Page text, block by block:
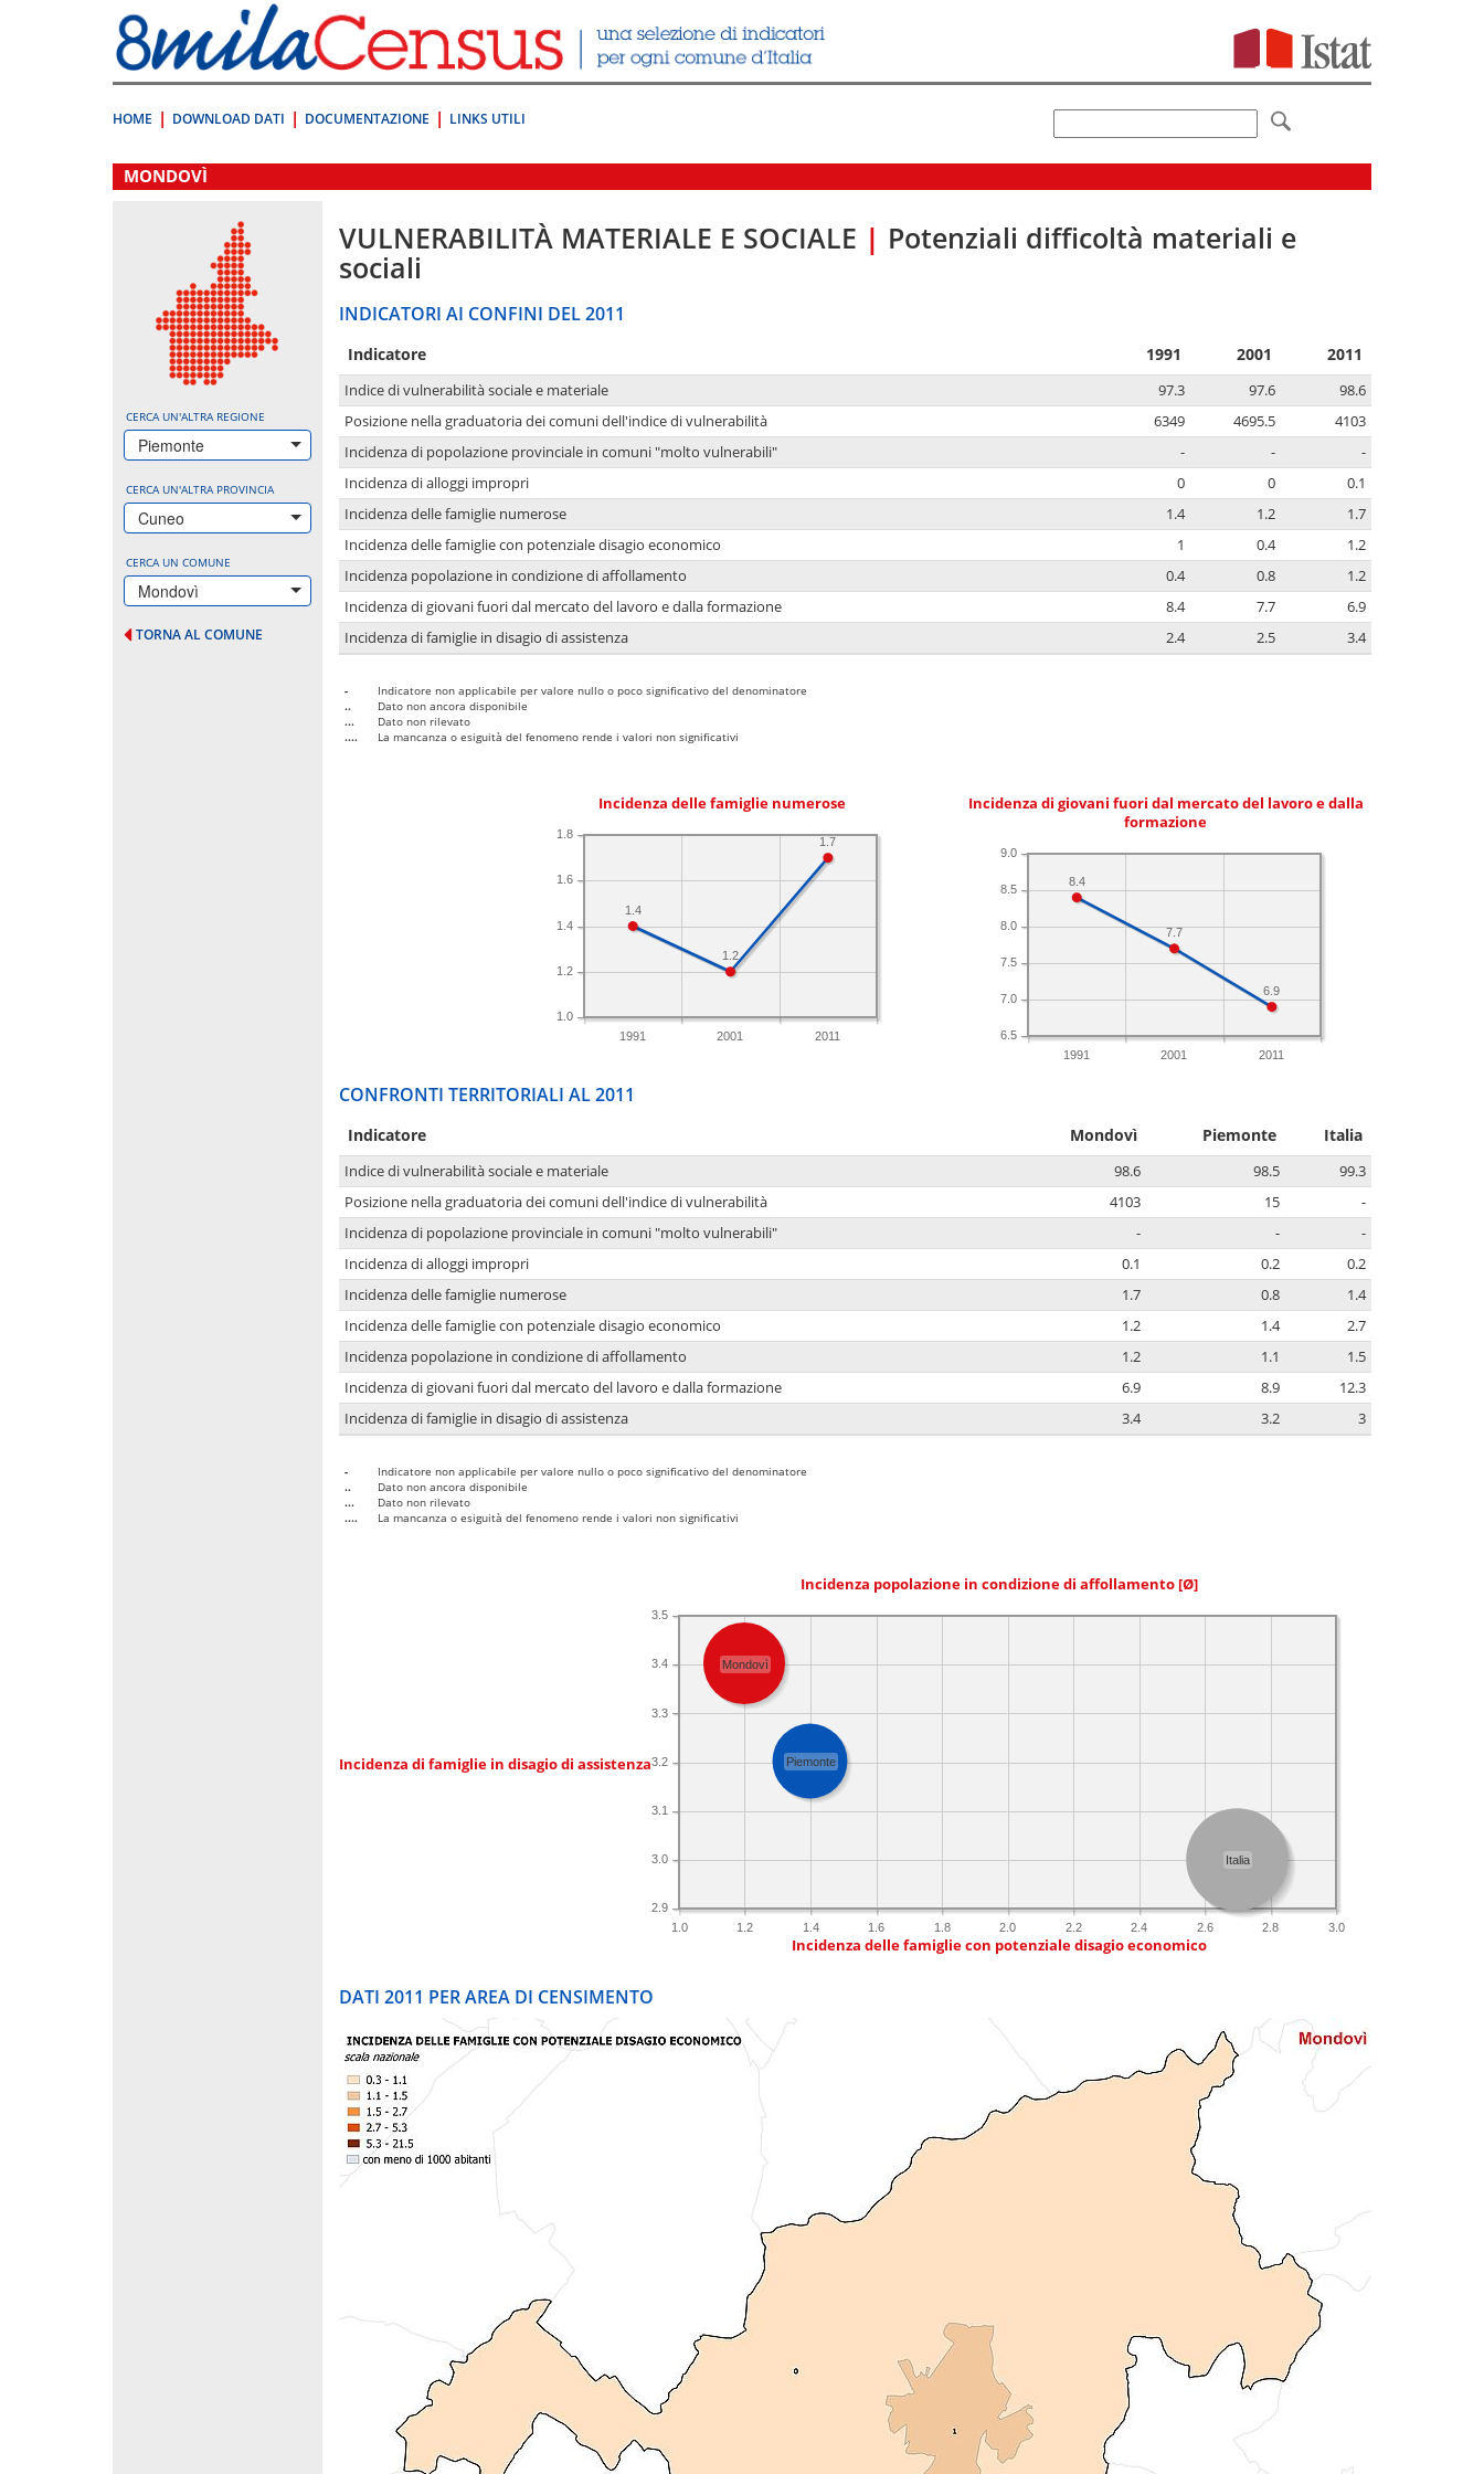
direttamente
a:
Contenuto
HOME DOWNLOAD DATI DOCUMENTAZIONE LINKS UTILI
.
MONDOVÌ
CERCA UN'ALTRA REGIONE
Piemonte
CERCA UN'ALTRA PROVINCIA
Cuneo
CERCA UN COMUNE
Mondovì
TORNA AL COMUNE
VULNERABILITÀ MATERIALE E SOCIALE | Potenziali difficoltà materiali e
sociali
INDICATORI AI CONFINI DEL 2011
Indicatore 1991 2001 2011
Indice di vulnerabilità sociale e materiale 97.3 97.6
98.6
Posizione nella graduatoria dei comuni dell'indice di vulnerabilità
6349 4695.5
4103
Incidenza di popolazione provinciale in comuni "molto vulnerabili"
- -
-
Incidenza di alloggi impropri
0 0
0.1
Incidenza delle famiglie numerose
1.4 1.2
1.7
Incidenza delle famiglie con potenziale disagio economico
1 0.4
1.2
Incidenza popolazione in condizione di affollamento
0.4 0.8
1.2
Incidenza di giovani fuori dal mercato del lavoro e dalla formazione
8.4 7.7
6.9
Incidenza di famiglie in disagio di assistenza
2.4 2.5 3.4
-
Indicatore non applicabile per valore nullo o poco significativo del denominatore
..
Dato non ancora disponibile
...
Dato non rilevato
....
La mancanza o esiguità del fenomeno rende i valori non significativi
Incidenza delle famiglie numerose
1991 2001 2011
1.0
1.2
1.4
1.6
1.8
1.7
1.2
1.4
Incidenza di giovani fuori dal mercato del lavoro e dalla
formazione
1991 2001 2011
6.5
7.0
7.5
8.0
8.5
9.0
6.9
7.7
8.4
CONFRONTI TERRITORIALI AL 2011
Indicatore Mondovì Piemonte Italia
Indice di vulnerabilità sociale e materiale 98.6 98.5
99.3
Posizione nella graduatoria dei comuni dell'indice di vulnerabilità
4103 15
-
Incidenza di popolazione provinciale in comuni "molto vulnerabili"
- -
-
Incidenza di alloggi impropri
0.1 0.2
0.2
Incidenza delle famiglie numerose
1.7 0.8
1.4
Incidenza delle famiglie con potenziale disagio economico
1.2 1.4
2.7
Incidenza popolazione in condizione di affollamento
1.2 1.1
1.5
Incidenza di giovani fuori dal mercato del lavoro e dalla formazione
6.9 8.9
12.3
Incidenza di famiglie in disagio di assistenza
3.4 3.2 3
-
Indicatore non applicabile per valore nullo o poco significativo del denominatore
..
Dato non ancora disponibile
...
Dato non rilevato
....
La mancanza o esiguità del fenomeno rende i valori non significativi
Incidenza popolazione in condizione di affollamento [Ø]
Incidenza di famiglie in disagio di assistenza
1.0 1.2 1.4 1.6 1.8 2.0 2.2 2.4 2.6 2.8 3.0
2.9
3.0
3.1
3.2
3.3
3.4
3.5
Italia
Mondovì
Piemonte
Incidenza delle famiglie con potenziale disagio economico
DATI 2011 PER AREA DI CENSIMENTO